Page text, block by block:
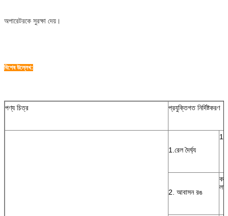
অপারেটরকে সুরক্ষা দেয়।
বিশেষ উল্লেখ:
পণ্য চিত্র প্রযুক্তিগত নির্দিষ্টকরণ
1.রেল দৈর্ঘ্য
1-
2. আবাসন রঙ
লাল